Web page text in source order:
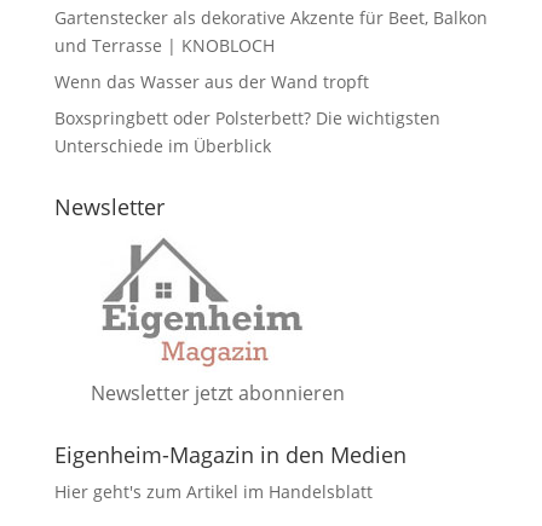
Gartenstecker als dekorative Akzente für Beet, Balkon
und Terrasse | KNOBLOCH
Wenn das Wasser aus der Wand tropft
Boxspringbett oder Polsterbett? Die wichtigsten
Unterschiede im Überblick
Newsletter
Newsletter jetzt abonnieren
Eigenheim-Magazin in den Medien
Hier geht's zum Artikel im Handelsblatt